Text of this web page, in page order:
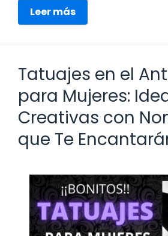
Leer más
Tatuajes en el
para Mujeres:
Creativas con
que Te